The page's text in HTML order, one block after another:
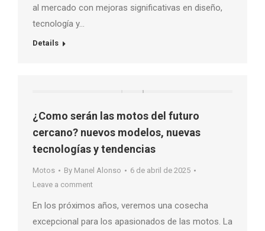
al mercado con mejoras significativas en diseño,
tecnología y…
Details
¿Como serán las motos del futuro
cercano? nuevos modelos, nuevas
tecnologías y tendencias
Motos By Manel Alonso
6 de abril de 2025
Leave a comment
En los próximos años, veremos una cosecha
excepcional para los apasionados de las motos. La